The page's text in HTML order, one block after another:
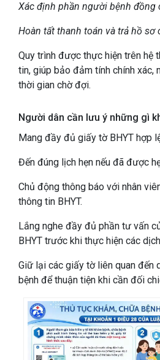
Xác định phần người bệnh đồng
Hoàn tất thanh toán và trả hồ sơ
Quy trình được thực hiện trên hệ
tin, giúp bảo đảm tính chính xác,
thời gian chờ đợi.
Người dân cần lưu ý những gì
Mang đầy đủ giấy tờ BHYT hợp
Đến đúng lịch hẹn nếu đã được
Chủ động thông báo với nhân
thông tin BHYT.
Lắng nghe đầy đủ phần tư vấn
BHYT trước khi thực hiện các
Giữ lại các giấy tờ liên quan đến
bệnh để thuận tiện khi cần đối